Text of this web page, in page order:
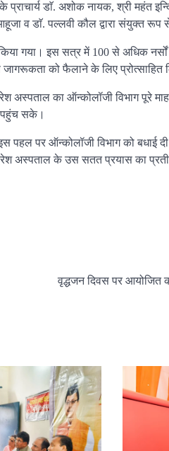
डाॅ. अशोक नायक, श्री महंत
व डाॅ. पल्लवी कौल द्वारा संयुक्त रूप
गया। इस सत्र में 100 से अधिक
को फैलाने के लिए प्रोत्साहित
अस्पताल का ऑन्कोलॉजी विभाग पूरे
पहुंच सके।
पहल पर ऑन्कोलॉजी विभाग को
अस्पताल के उस सतत प्रयास का
वृद्धजन दिवस पर आयोजित